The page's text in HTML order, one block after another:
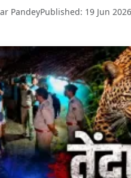
PandeyPublished: 19 Jun 2026